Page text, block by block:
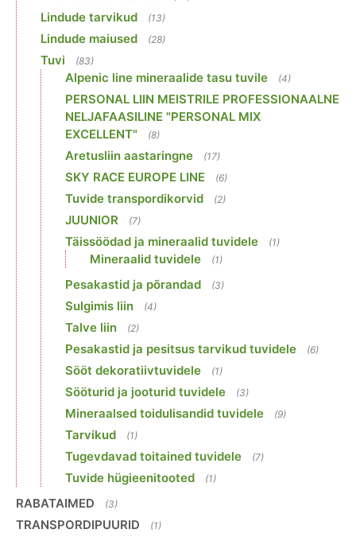
Lindude tarvikud (13)
Lindude maiused (28)
Tuvi (83)
Alpenic line mineraalide tasu tuvile (4)
PERSONAL LIIN MEISTRILE PROFESSIONAALNE
NELJAFAASILINE "PERSONAL MIX
EXCELLENT"
(8)
Aretusliin aastaringne (17)
SKY RACE EUROPE LINE (6)
Tuvide transpordikorvid (2)
JUUNIOR (7)
Täissöödad ja mineraalid tuvidele (1)
Mineraalid tuvidele (1)
Pesakastid ja põrandad (3)
Sulgimis liin (4)
Talve liin (2)
Pesakastid ja pesitsus tarvikud tuvidele (6)
Sööt dekoratiivtuvidele (1)
Sööturid ja jooturid tuvidele (3)
Mineraalsed toidulisandid tuvidele (9)
Tarvikud (1)
Tugevdavad toitained tuvidele (7)
Tuvide hügieenitooted (1)
RABATAIMED (3)
TRANSPORDIPUURID (1)